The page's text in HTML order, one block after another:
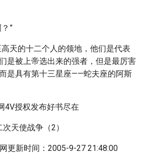
”
天的十二个人的领地，他们是代表
是被上帝选出来的强者，但是最厉害
是具有第十三星座——蛇夫座的阿斯
4V授权发布好书尽在
天使战争（2）
网更新时间：2005-9-27 21:48:00